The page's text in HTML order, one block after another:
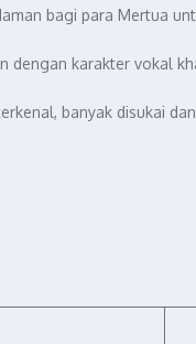
bagi para Mertua
karakter vokal
banyak disukai